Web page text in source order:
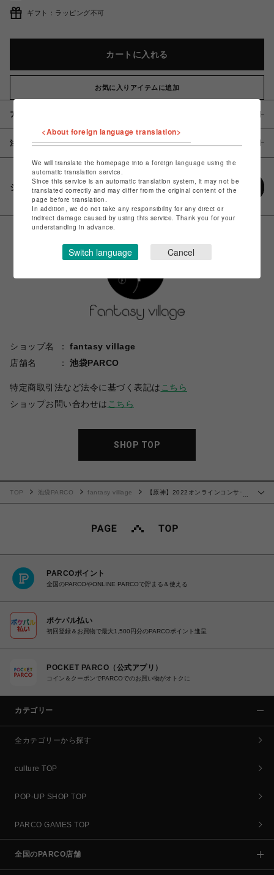
ギフト：ラッピング不可
カートに入れる
お気に入りアイテムに追加
アイテム説明 / 素材
注意事項
シェアする
ショップ名
fantasy village
店舗名
池袋PARCO
特定商取引法など法令に基づく表記は こちら
ショップお問い合わせは こちら
SHOP TOP
TOP 池袋PARCO fantasy village
【原神】2022オンラインコンサー
PARCOポイント
全国のPARCOやONLINE PARCOで貯まる＆使える
ポケパル払い
初回登録＆お買物で最大1,500円分のPARCOポイント進呈
POCKET PARCO（公式アプリ）
コイン＆クーポンでPARCOでのお買い物がオトクに
カテゴリー
全カテゴリーから探す
culture TOP
POP-UP SHOP TOP
PARCO GAMES TOP
全国のPARCO店舗
<About foreign language translation>
We will translate the homepage into a foreign language using the
automatic translation service.
Since this service is an automatic translation system, it may not be
translated correctly and may differ from the original content of the
page before translation.
In addition, we do not take any responsibility for any direct or
indirect damage caused by using this service. Thank you for your
understanding in advance.
Switch language Cancel